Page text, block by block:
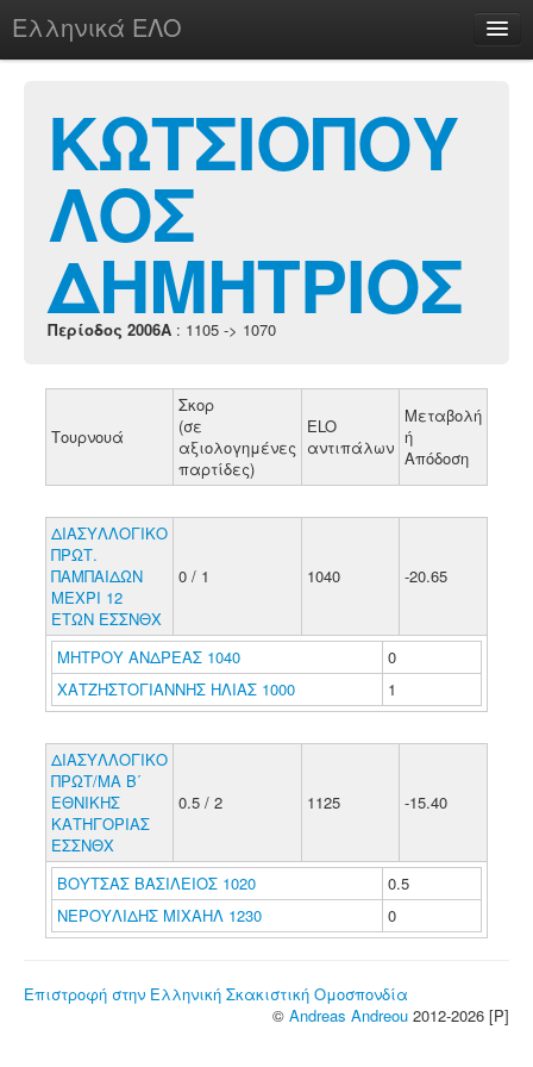
Ελληνικά ΕΛΟ
chesstu.be @ discord
Login
ΚΩΤΣΙΟΠΟΥ
ΛΟΣ
ΔΗΜΗΤΡΙΟΣ
Περίοδος 2006A : 1105 -> 1070
Τουρνουά
Σκορ
(σε
αξιολογημένες
παρτίδες)
ELO
αντιπάλων
Μεταβολή
ή
Απόδοση
ΔΙΑΣΥΛΛΟΓΙΚΟ
ΠΡΩΤ.
ΠΑΜΠΑΙΔΩΝ
ΜΕΧΡΙ 12
ΕΤΩΝ ΕΣΣΝΘΧ
0 / 1 1040 -20.65
ΜΗΤΡΟΥ ΑΝΔΡΕΑΣ 1040
0
ΧΑΤΖΗΣΤΟΓΙΑΝΝΗΣ ΗΛΙΑΣ 1000
1
ΔΙΑΣΥΛΛΟΓΙΚΟ
ΠΡΩΤ/ΜΑ Β΄
ΕΘΝΙΚΗΣ
ΚΑΤΗΓΟΡΙΑΣ
ΕΣΣΝΘΧ
0.5 / 2 1125 -15.40
ΒΟΥΤΣΑΣ ΒΑΣΙΛΕΙΟΣ 1020
0.5
ΝΕΡΟΥΛΙΔΗΣ ΜΙΧΑΗΛ 1230
0
Επιστροφή στην Ελληνική Σκακιστική Ομοσπονδία
© Andreas Andreou 2012-2026 [P]